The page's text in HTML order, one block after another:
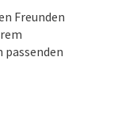
Freunden